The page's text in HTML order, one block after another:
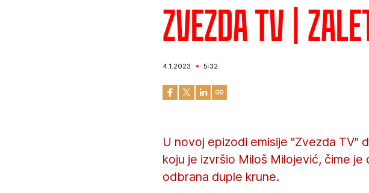
Zvezda TV |
4.1.2023 5:32
U novoj epizodi emisije "Zvezda TV"
koju je izvršio Miloš Milojević, čime
odbrana duple krune.